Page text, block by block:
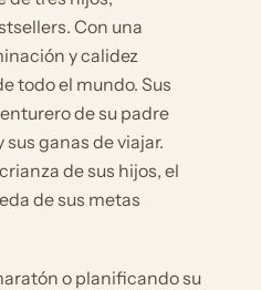
Con una
y calidez
todo el mundo. Sus
de su padre
ganas de viajar.
de sus hijos, el
de sus metas
o planificando su